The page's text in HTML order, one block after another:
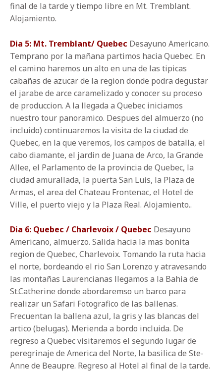
final de la tarde y tiempo libre en Mt. Tremblant.
Alojamiento.
Dia 5: Mt. Tremblant/ Quebec Desayuno Americano.
Temprano por la mañana partimos hacia Quebec. En
el camino haremos un alto en una de las tipicas
cabañas de azucar de la region donde podra degustar
el jarabe de arce caramelizado y conocer su proceso
de produccion. A la llegada a Quebec iniciamos
nuestro tour panoramico. Despues del almuerzo (no
incluido) continuaremos la visita de la ciudad de
Quebec, en la que veremos, los campos de batalla, el
cabo diamante, el jardin de Juana de Arco, la Grande
Allee, el Parlamento de la provincia de Quebec, la
ciudad amurallada, la puerta San Luis, la Plaza de
Armas, el area del Chateau Frontenac, el Hotel de
Ville, el puerto viejo y la Plaza Real. Alojamiento..
Dia 6: Quebec / Charlevoix / Quebec Desayuno
Americano, almuerzo. Salida hacia la mas bonita
region de Quebec, Charlevoix. Tomando la ruta hacia
el norte, bordeando el rio San Lorenzo y atravesando
las montañas Laurencianas llegamos a la Bahia de
St.Catherine donde abordaremso un barco para
realizar un Safari Fotografico de las ballenas.
Frecuentan la ballena azul, la gris y las blancas del
artico (belugas). Merienda a bordo incluida. De
regreso a Quebec visitaremos el segundo lugar de
peregrinaje de America del Norte, la basilica de Ste-
Anne de Beaupre. Regreso al Hotel al final de la tarde.